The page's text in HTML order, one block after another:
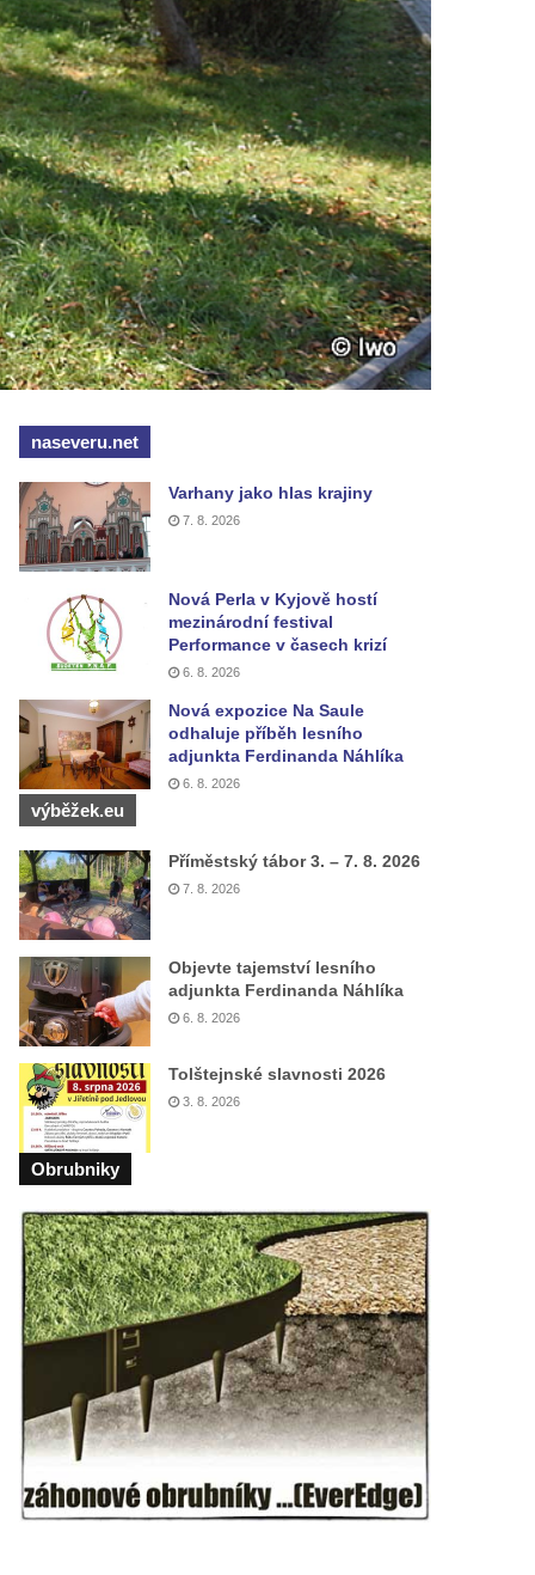
naseveru.net
Varhany jako hlas krajiny
7. 8. 2026
Nová Perla v Kyjově hostí
mezinárodní festival
Performance v časech krizí
6. 8. 2026
Nová expozice Na Saule
odhaluje příběh lesního
adjunkta Ferdinanda Náhlíka
6. 8. 2026
výběžek.eu
Příměstský tábor 3. – 7. 8. 2026
7. 8. 2026
Objevte tajemství lesního
adjunkta Ferdinanda Náhlíka
6. 8. 2026
Tolštejnské slavnosti 2026
3. 8. 2026
Obrubniky